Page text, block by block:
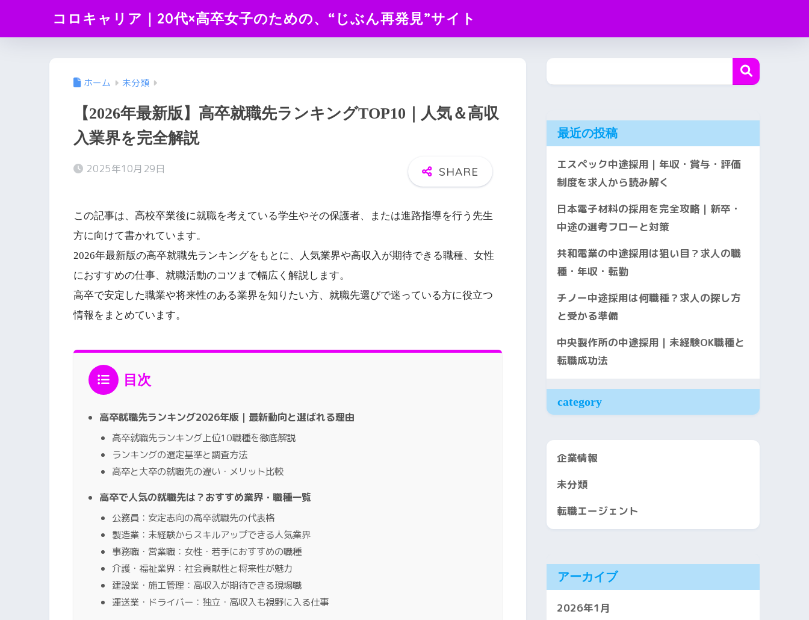
コロキャリア｜20代×高卒女子のための、“じぶん再発見”サイト
ホーム 未分類
【2026年最新版】高卒就職先ランキングTOP10｜人気＆高収
入業界を完全解説
2025年10月29日
この記事は、高校卒業後に就職を考えている学生やその保護者、または進路指導を行う先生
方に向けて書かれています。
2026年最新版の高卒就職先ランキングをもとに、人気業界や高収入が期待できる職種、女性
におすすめの仕事、就職活動のコツまで幅広く解説します。
高卒で安定した職業や将来性のある業界を知りたい方、就職先選びで迷っている方に役立つ
情報をまとめています。
目次
高卒就職先ランキング2026年版｜最新動向と選ばれる理由
高卒就職先ランキング上位10職種を徹底解説
ランキングの選定基準と調査方法
高卒と大卒の就職先の違い・メリット比較
高卒で人気の就職先は？おすすめ業界・職種一覧
公務員：安定志向の高卒就職先の代表格
製造業：未経験からスキルアップできる人気業界
事務職・営業職：女性・若手におすすめの職種
介護・福祉業界：社会貢献性と将来性が魅力
建設業・施工管理：高収入が期待できる現場職
運送業・ドライバー：独立・高収入も視野に入る仕事
最近の投稿
エスペック中途採用｜年収・賞与・評価
制度を求人から読み解く
日本電子材料の採用を完全攻略｜新卒・
中途の選考フローと対策
共和電業の中途採用は狙い目？求人の職
種・年収・転勤
チノー中途採用は何職種？求人の探し方
と受かる準備
中央製作所の中途採用｜未経験OK職種と
転職成功法
category
企業情報
未分類
転職エージェント
アーカイブ
2026年1月